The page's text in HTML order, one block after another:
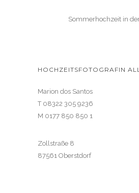
Sommerhochzeit in
HOCHZEITSFOTOGRAFIN
Marion dos Santos
T 08322 305 9236
M 0177 850 850 1
Zollstraße 8
87561 Oberstdorf